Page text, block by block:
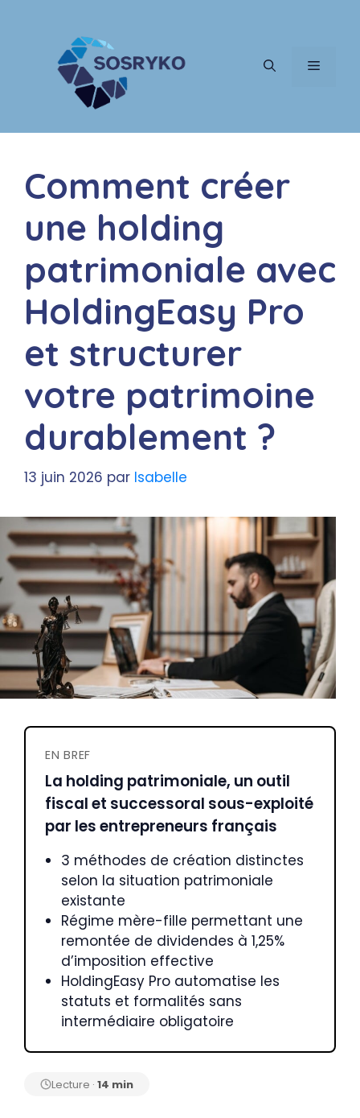
MENU
Comment créer
une holding
patrimoniale avec
HoldingEasy Pro
et structurer
votre patrimoine
durablement ?
13 juin 2026 par Isabelle
EN BREF
La holding patrimoniale, un outil
fiscal et successoral sous-exploité
par les entrepreneurs français
3 méthodes de création distinctes
selon la situation patrimoniale
existante
Régime mère-fille permettant une
remontée de dividendes à 1,25%
d’imposition effective
HoldingEasy Pro automatise les
statuts et formalités sans
intermédiaire obligatoire
Lecture · 14 min